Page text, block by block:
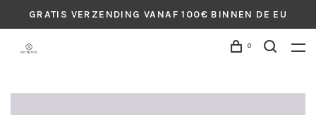
GRATIS VERZENDING VANAF 100€ BINNEN DE EU
0